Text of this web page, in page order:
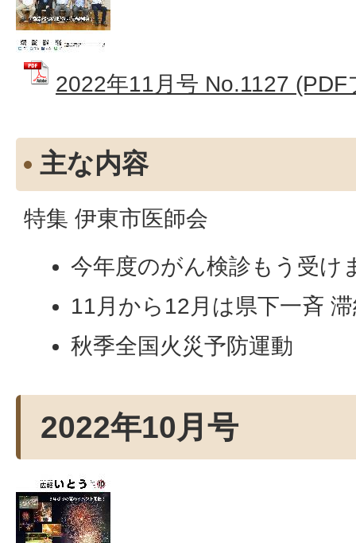
2022年11月号 No.1127
主な内容
特集 伊東市医師会
今年度のがん検診もう受け
11月から12月は県下一斉
秋季全国火災予防運動
2022年10月号